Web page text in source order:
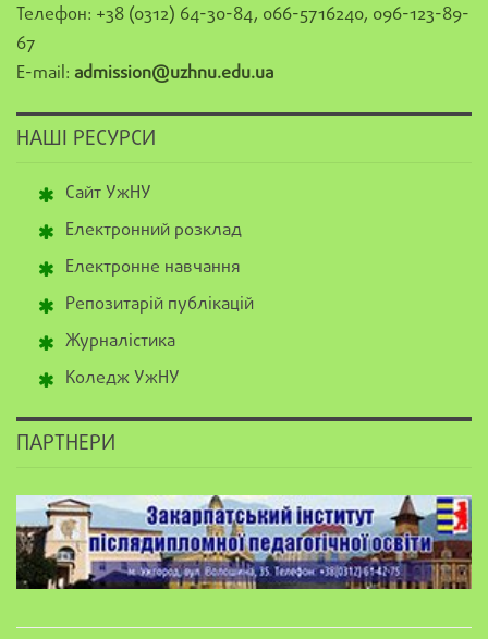
Телефон: +38 (0312) 64-30-84, 066-5716240, 096-123-89-
67
E-mail: admission@uzhnu.edu.ua
НАШІ РЕСУРСИ
Сайт УжНУ
Електронний розклад
Електронне навчання
Репозитарій публікацій
Журналістика
Коледж УжНУ
ПАРТНЕРИ